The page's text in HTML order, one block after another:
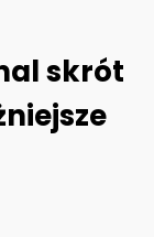
skrót